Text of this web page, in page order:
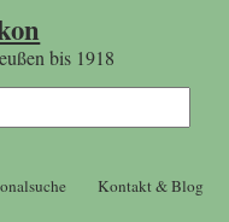
bis 1918
Kontakt & Blog